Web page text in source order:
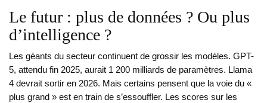
Le futur : plus de données ? Ou plus
d’intelligence ?
Les géants du secteur continuent de grossir les modèles. GPT-
5, attendu fin 2025, aurait 1 200 milliards de paramètres. Llama
4 devrait sortir en 2026. Mais certains pensent que la voie du «
plus grand » est en train de s’essouffler. Les scores sur les